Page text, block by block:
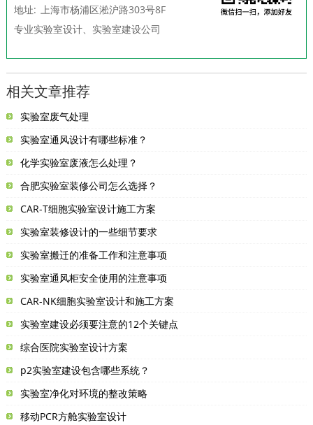
地址:
上海市杨浦区淞沪路303号8F
专业实验室设计、 实验室建设公司
相关文章推荐
实验室废气处理
实验室通风设计有哪些标准？
化学实验室废液怎么处理？
合肥实验室装修公司怎么选择？
CAR-T细胞实验室设计施工方案
实验室装修设计的一些细节要求
实验室搬迁的准备工作和注意事项
实验室通风柜安全使用的注意事项
CAR-NK细胞实验室设计和施工方案
实验室建设必须要注意的12个关键点
综合医院实验室设计方案
p2实验室建设包含哪些系统？
实验室净化对环境的整改策略
移动PCR方舱实验室设计